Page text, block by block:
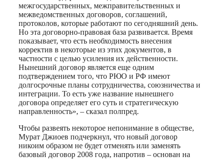
межгосударственных, межправительственных и
межведомственных договоров, соглашений,
протоколов, которые работают по сегодняшний день.
Но эта договорно-правовая база развивается. Время
показывает, что есть необходимость внесения
корректив в некоторые из этих документов, в
частности с целью усиления их действенности.
Нынешний договор является еще одним
подтверждением того, что РЮО и РФ имеют
долгосрочные планы сотрудничества, союзничества и
интеграции. То есть уже название нынешнего
договора определяет его суть и стратегическую
направленность», – сказал полпред.
Чтобы развеять некоторое непонимание в обществе,
Мурат Джиоев подчеркнул, что новый договор
никоим образом не будет отменять или заменять
базовый договор 2008 года, напротив – основан на